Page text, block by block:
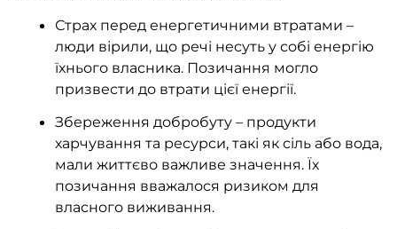
Страх перед енергетичними втратами –
люди вірили, що речі несуть у собі енергію
їхнього власника. Позичання могло
призвести до втрати цієї енергії.
Збереження добробуту – продукти
харчування та ресурси, такі як сіль або вода,
мали життєво важливе значення. Їх
позичання вважалося ризиком для
власного виживання.